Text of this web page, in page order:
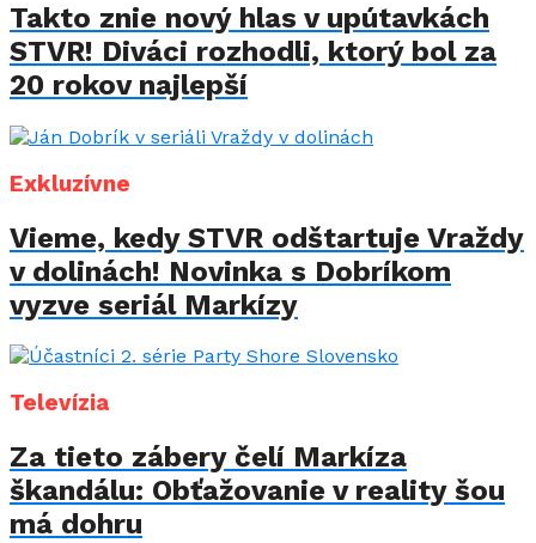
Takto znie nový hlas v upútavkách
STVR! Diváci rozhodli, ktorý bol za
20 rokov najlepší
Exkluzívne
Vieme, kedy STVR odštartuje Vraždy
v dolinách! Novinka s Dobríkom
vyzve seriál Markízy
Televízia
Za tieto zábery čelí Markíza
škandálu: Obťažovanie v reality šou
má dohru